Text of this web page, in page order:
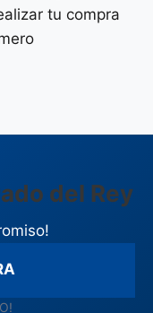
tu compra
del Rey